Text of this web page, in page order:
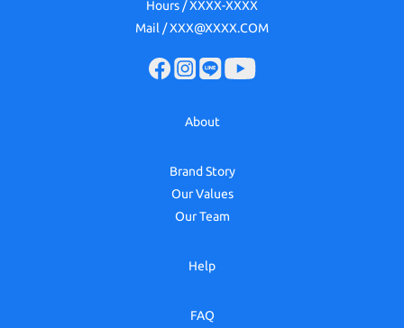
Hours / XXXX-XXXX
Mail / XXX@XXXX.COM
About
Brand Story
Our Values
Our Team
Help
FAQ